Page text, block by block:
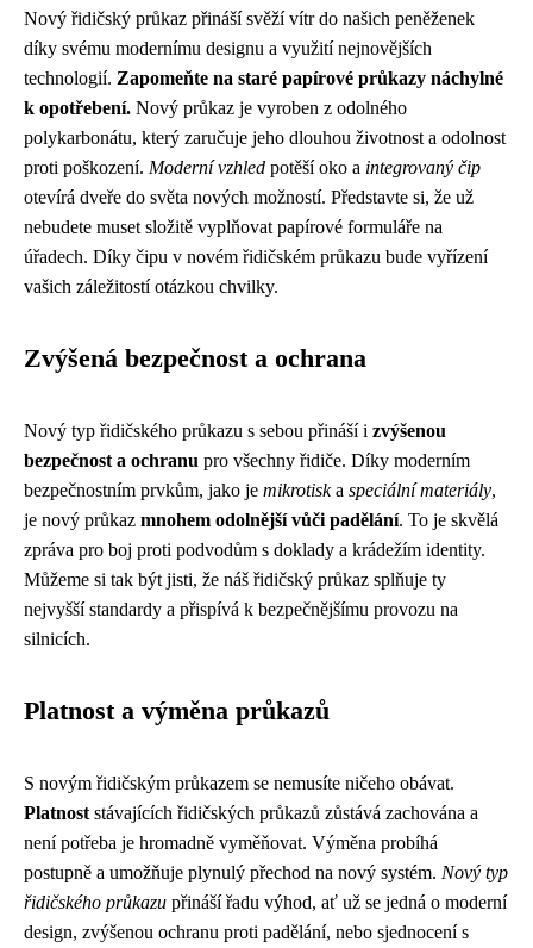
Nový řidičský průkaz přináší svěží vítr do našich peněženek
díky svému modernímu designu a využití nejnovějších
technologií. Zapomeňte na staré papírové průkazy náchylné
k opotřebení. Nový průkaz je vyroben z odolného
polykarbonátu, který zaručuje jeho dlouhou životnost a odolnost
proti poškození. Moderní vzhled potěší oko a integrovaný čip
otevírá dveře do světa nových možností. Představte si, že už
nebudete muset složitě vyplňovat papírové formuláře na
úřadech. Díky čipu v novém řidičském průkazu bude vyřízení
vašich záležitostí otázkou chvilky.
Zvýšená bezpečnost a ochrana
Nový typ řidičského průkazu s sebou přináší i zvýšenou
bezpečnost a ochranu pro všechny řidiče. Díky moderním
bezpečnostním prvkům, jako je mikrotiska speciální materiály,
je nový průkaz mnohem odolnější vůči padělání. To je skvělá
zpráva pro boj proti podvodům s doklady a krádežím identity.
Můžeme si tak být jisti, že náš řidičský průkaz splňuje ty
nejvyšší standardy a přispívá k bezpečnějšímu provozu na
silnicích.
Platnost a výměna průkazů
S novým řidičským průkazem se nemusíte ničeho obávat.
Platnost stávajících řidičských průkazů zůstává zachována a
není potřeba je hromadně vyměňovat. Výměna probíhá
postupně a umožňuje plynulý přechod na nový systém. Nový typ
řidičského průkazu přináší řadu výhod, ať už se jedná o moderní
design, zvýšenou ochranu proti padělání, nebo sjednocení s